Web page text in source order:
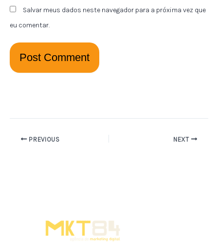
Salvar meus dados neste navegador para a próxima vez que
eu comentar.
PREVIOUS NEXT